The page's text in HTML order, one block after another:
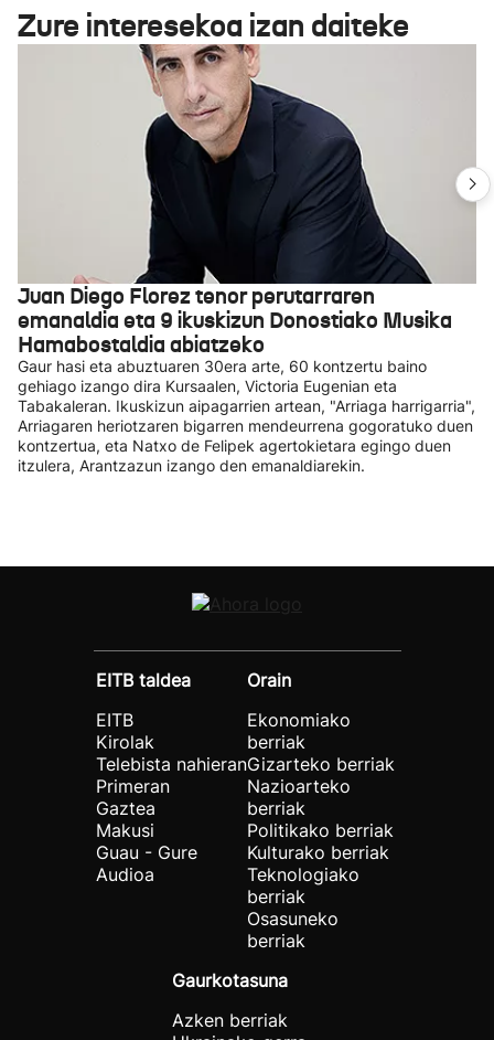
Zure interesekoa izan daiteke
Juan Diego Florez tenor perutarraren
emanaldia eta 9 ikuskizun Donostiako Musika
Hamabostaldia abiatzeko
Gaur hasi eta abuztuaren 30era arte, 60 kontzertu baino
gehiago izango dira Kursaalen, Victoria Eugenian eta
Tabakaleran. Ikuskizun aipagarrien artean, "Arriaga harrigarria",
Arriagaren heriotzaren bigarren mendeurrena gogoratuko duen
kontzertua, eta Natxo de Felipek agertokietara egingo duen
itzulera, Arantzazun izango den emanaldiarekin.
EITB taldea
EITB
Kirolak
Telebista nahieran
Primeran
Gaztea
Makusi
Guau - Gure
Audioa
Orain
Ekonomiako
berriak
Gizarteko berriak
Nazioarteko
berriak
Politikako berriak
Kulturako berriak
Teknologiako
berriak
Osasuneko
berriak
Gaurkotasuna
Azken berriak